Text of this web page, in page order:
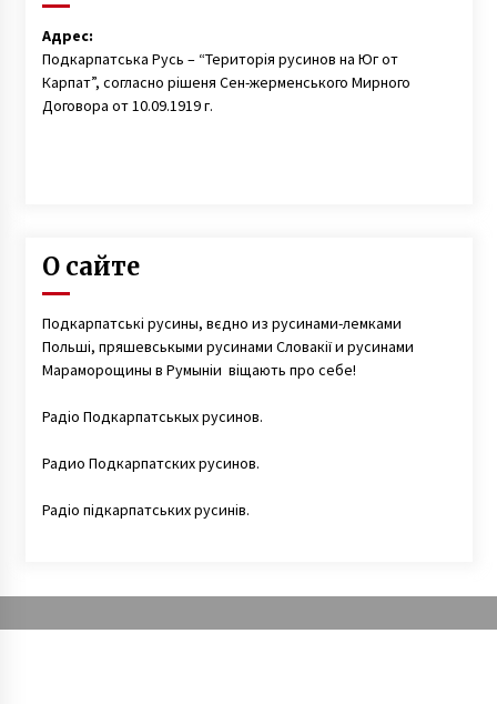
Адрес:
Подкарпатська Русь – “Територія русинов на Юг от
Карпат”, согласно рішеня Сен-жерменського Мирного
Договора от 10.09.1919 г.
О сайте
Подкарпатські русины, вєдно из русинами-лемками
Польші, пряшевськыми русинами Словакії и русинами
Мараморощины в Румыніи віщають про себе!
Радіо Подкарпатськых русинов.
Радио Подкарпатских русинов.
Радіо підкарпатських русинів.